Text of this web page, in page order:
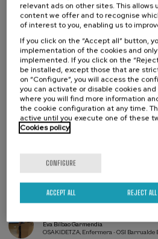
importancia de trabajar la salud mental
descanso, Jon García, psiquiatra de la
principales retos del ámbito clínico. La
mesa redonda en la que Iñigo Ramos,
presidente del Tribunal Superior de
reflexionarán sobre la realidad del
necesidad de una coordinación efectiva
justicia.
La segunda jornada se centrará en una
acompañamiento psicológico, el duelo y
incluyendo trastornos de la conducta
ideación suicida. A continuación, Eva
profundizarán en la postvención y en el
que han perdido a un ser querido por
mental y su tratamiento terapéutico. La
Waiting
Course
COURSE DIRECTOR
Biziraun
Eva Bilbao Garmendia
OSAKIDETZA, Enfermera - OSI Barrualde
relevant ads on other sites. This allows
content we offer and to recognise
of interest to you, enabling us to
If you click on the “Accept all” button,
implementation of the cookies and
implemented. If you click on the
be installed, except those that are
on “Configure”, you will access the
you can activate or disable cookies
where you will find more information
the cookie configuration at any time.
active until you execute one of these
Cookies policy
CONFIGURE
REJECT ALL
ACCEPT ALL